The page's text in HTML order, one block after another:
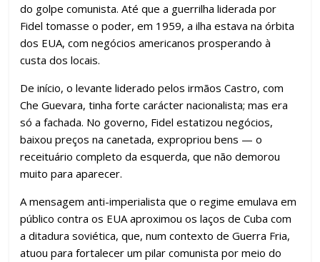
do golpe comunista. Até que a guerrilha liderada por
Fidel tomasse o poder, em 1959, a ilha estava na órbita
dos EUA, com negócios americanos prosperando à
custa dos locais.
De início, o levante liderado pelos irmãos Castro, com
Che Guevara, tinha forte carácter nacionalista; mas era
só a fachada. No governo, Fidel estatizou negócios,
baixou preços na canetada, expropriou bens — o
receituário completo da esquerda, que não demorou
muito para aparecer.
A mensagem anti-imperialista que o regime emulava em
público contra os EUA aproximou os laços de Cuba com
a ditadura soviética, que, num contexto de Guerra Fria,
atuou para fortalecer um pilar comunista por meio do